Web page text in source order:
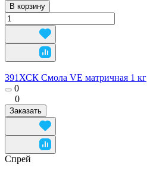
В корзину
391ХСК Смола VE матричная 1 кг
0
0
Заказать
Спрей